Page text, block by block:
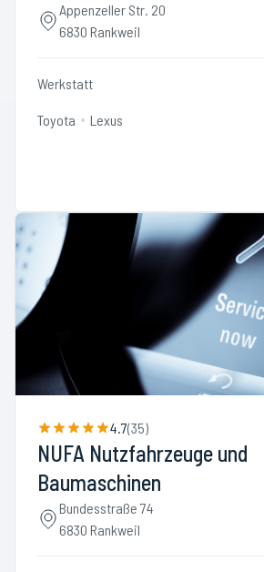
Appenzeller Str. 20
6830 Rankweil
Werkstatt
Toyota Lexus
4.7(35)
NUFA Nutzfahrzeuge und
Baumaschinen
Bundesstraße 74
6830 Rankweil